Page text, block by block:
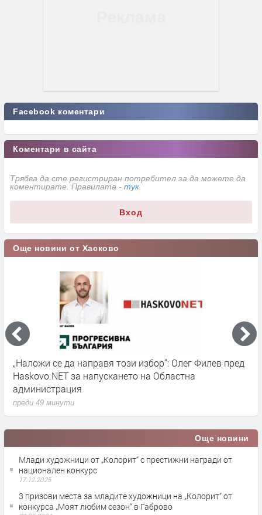
Facebook коментари
Коментари в сайта
Трябва да сте регистриран потребител за да можете да
коментирате. Правилата - тук
Вход
Още новини от Хасково
„Наложи се да направя този избор“: Олег Филев пред
Haskovo.NET за напускането на Областна
администрация
преди 49 минути
Още новини
Млади художници от „Колорит“ с престижни награди от
национален конкурс
17.12.2025
3 призови места за младите художници на „Колорит“ от
конкурса „Моят любим сезон“ в Габрово